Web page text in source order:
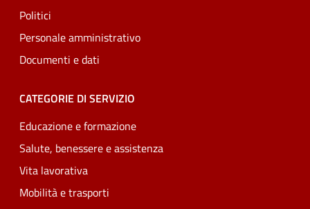
Politici
Personale amministrativo
Documenti e dati
CATEGORIE DI SERVIZIO
Educazione e formazione
Salute, benessere e assistenza
Vita lavorativa
Mobilità e trasporti